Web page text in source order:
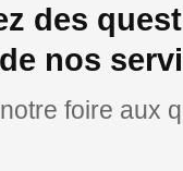
des
nos
foire aux